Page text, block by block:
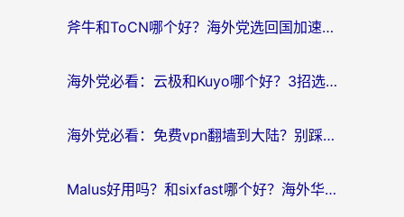
斧牛和ToCN哪个好？海外党选回国加速器的避坑指南（附免费工具推荐）
海外党必看：云极和Kuyo哪个好？3招选对回国加速器，无缝刷国内资源
海外党必看：免费vpn翻墙到大陆？别踩坑！教你选对回国加速器无缝追剧玩游戏
Malus好用吗？和sixfast哪个好？海外华人亲测3款热门回国加速器，附排名指南